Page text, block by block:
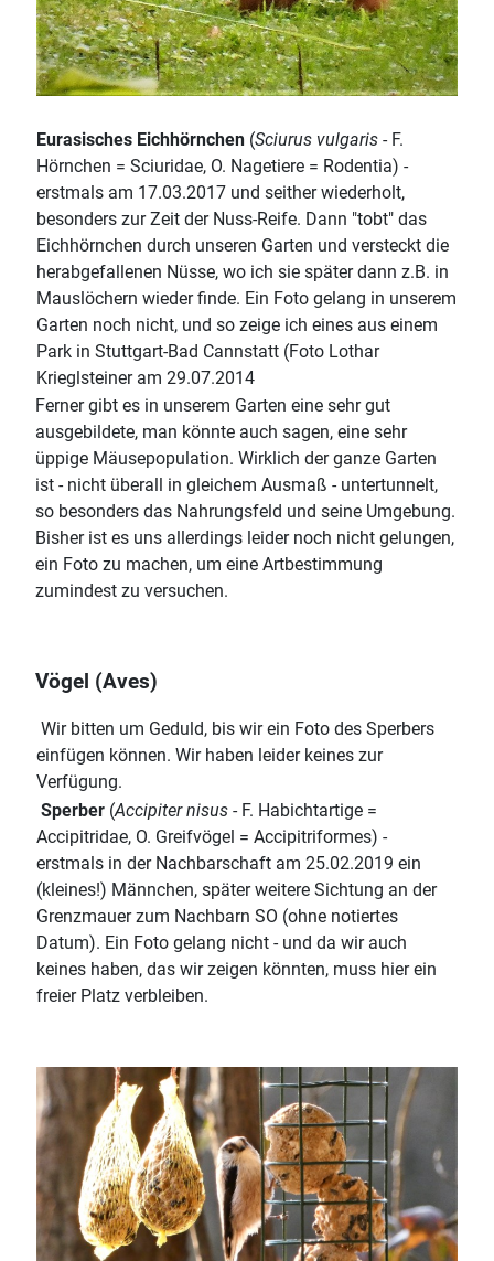
Eurasisches Eichhörnchen (Sciurus vulgaris - F.
Hörnchen = Sciuridae, O. Nagetiere = Rodentia) -
erstmals am 17.03.2017 und seither wiederholt,
besonders zur Zeit der Nuss-Reife. Dann "tobt" das
Eichhörnchen durch unseren Garten und versteckt die
herabgefallenen Nüsse, wo ich sie später dann z.B. in
Mauslöchern wieder finde. Ein Foto gelang in unserem
Garten noch nicht, und so zeige ich eines aus einem
Park in Stuttgart-Bad Cannstatt (Foto Lothar
Krieglsteiner am 29.07.2014
Ferner gibt es in unserem Garten eine sehr gut
ausgebildete, man könnte auch sagen, eine sehr
üppige Mäusepopulation. Wirklich der ganze Garten
ist - nicht überall in gleichem Ausmaß - untertunnelt,
so besonders das Nahrungsfeld und seine Umgebung.
Bisher ist es uns allerdings leider noch nicht gelungen,
ein Foto zu machen, um eine Artbestimmung
zumindest zu versuchen.
Vögel (Aves)
Wir bitten um Geduld, bis wir ein Foto des Sperbers
einfügen können. Wir haben leider keines zur
Verfügung.
Sperber (Accipiter nisus - F. Habichtartige =
Accipitridae, O. Greifvögel = Accipitriformes) -
erstmals in der Nachbarschaft am 25.02.2019 ein
(kleines!) Männchen, später weitere Sichtung an der
Grenzmauer zum Nachbarn SO (ohne notiertes
Datum). Ein Foto gelang nicht - und da wir auch
keines haben, das wir zeigen könnten, muss hier ein
freier Platz verbleiben.